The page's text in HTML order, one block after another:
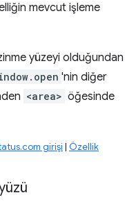
mevcut işleme
yüzeyi olduğundan
'nin diğer
<area> öğesinde
girişi | Özellik